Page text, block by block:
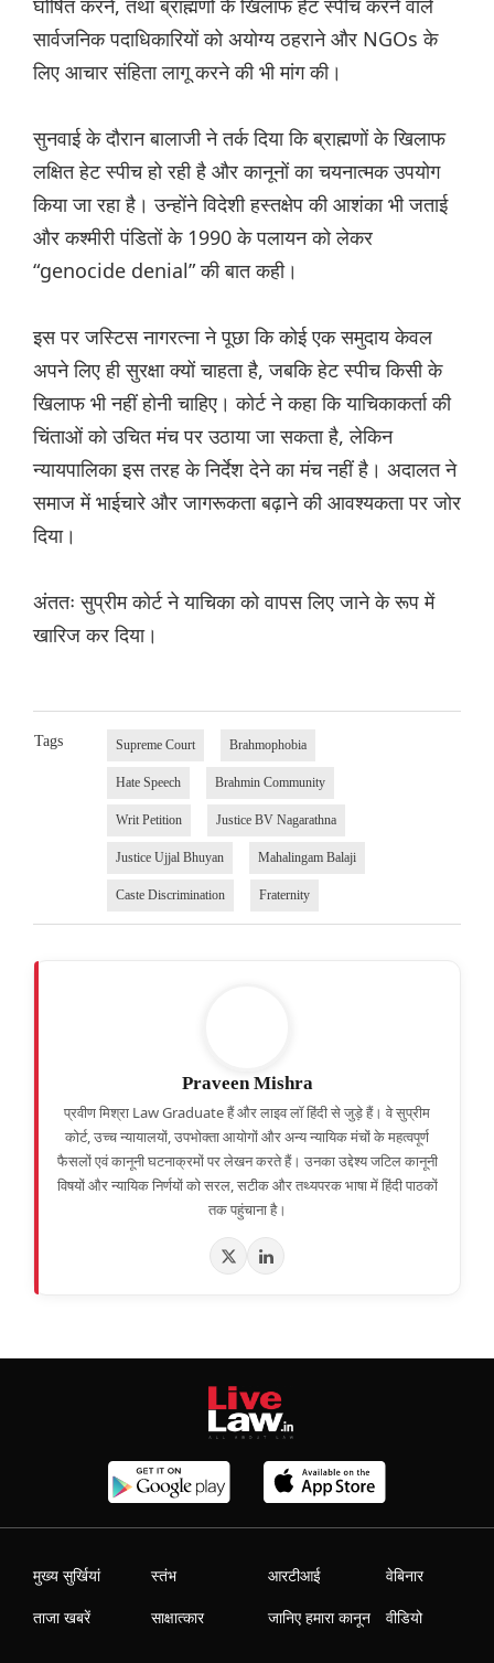
घोषित करने, तथा ब्राह्मणों के खिलाफ हेट स्पीच करने वाले
सार्वजनिक पदाधिकारियों को अयोग्य ठहराने और NGOs के
लिए आचार संहिता लागू करने की भी मांग की।
सुनवाई के दौरान बालाजी ने तर्क दिया कि ब्राह्मणों के खिलाफ
लक्षित हेट स्पीच हो रही है और कानूनों का चयनात्मक उपयोग
किया जा रहा है। उन्होंने विदेशी हस्तक्षेप की आशंका भी जताई
और कश्मीरी पंडितों के 1990 के पलायन को लेकर
“genocide denial” की बात कही।
इस पर जस्टिस नागरत्ना ने पूछा कि कोई एक समुदाय केवल
अपने लिए ही सुरक्षा क्यों चाहता है, जबकि हेट स्पीच किसी के
खिलाफ भी नहीं होनी चाहिए। कोर्ट ने कहा कि याचिकाकर्ता की
चिंताओं को उचित मंच पर उठाया जा सकता है, लेकिन
न्यायपालिका इस तरह के निर्देश देने का मंच नहीं है। अदालत ने
समाज में भाईचारे और जागरूकता बढ़ाने की आवश्यकता पर जोर
दिया।
अंततः सुप्रीम कोर्ट ने याचिका को वापस लिए जाने के रूप में
खारिज कर दिया।
Tags Supreme Court Brahmophobia
Hate Speech Brahmin Community
Writ Petition Justice BV Nagarathna
Justice Ujjal Bhuyan Mahalingam Balaji
Caste Discrimination Fraternity
Praveen Mishra
प्रवीण मिश्रा Law Graduate हैं और लाइव लॉ हिंदी से जुड़े हैं। वे सुप्रीम
कोर्ट, उच्च न्यायालयों, उपभोक्ता आयोगों और अन्य न्यायिक मंचों के महत्वपूर्ण
फैसलों एवं कानूनी घटनाक्रमों पर लेखन करते हैं। उनका उद्देश्य जटिल कानूनी
विषयों और न्यायिक निर्णयों को सरल, सटीक और तथ्यपरक भाषा में हिंदी पाठकों
तक पहुंचाना है।
मुख्य सुर्खियां
ताजा खबरें
स्तंभ
साक्षात्कार
आरटीआई
जानिए हमारा कानून
वेबिनार
वीडियो